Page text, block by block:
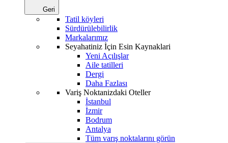
Geri
Tatil köyleri
Sürdürülebilirlik
Markalarımız
Seyahatiniz İçin Esin Kaynaklari
Yeni Açılışlar
Aile tatilleri
Dergi
Daha Fazlası
Variş Noktanizdaki Oteller
İstanbul
İzmir
Bodrum
Antalya
Tüm varış noktalarını görün